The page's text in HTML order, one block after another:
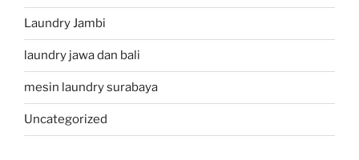
Laundry Jambi
laundry jawa dan bali
mesin laundry surabaya
Uncategorized